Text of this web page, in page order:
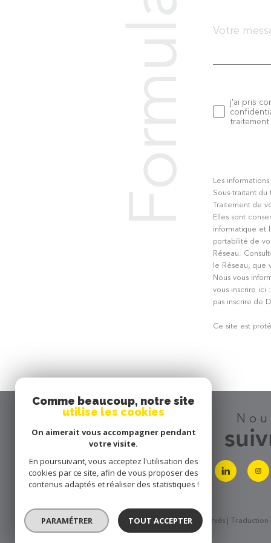
I
E
O
S
c
o
r
d
Message
*
j'ai pris
Les
Sous-traitant
Traitement de
Elles sont
informatique et
portabilité de
Réseau.
le Réseau, que
Nous vous
vous inscrire ici
pas inscrire de
Ce site est
se
connecter
espace propriétaire
© 2026 | Tous droits réservés |
Comme beaucoup, notre site
utilise les cookies
On aimerait vous accompagner pendant
votre visite.
En poursuivant, vous acceptez l'utilisation des
cookies par ce site, afin de vous proposer des
contenus adaptés et réaliser des statistiques !
PARAMÉTRER TOUT ACCEPTER